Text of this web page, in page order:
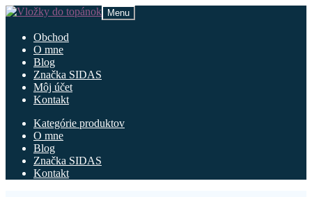
Preskočiť
navigáciu
Preskočiť
obsah
Menu
Obchod
O mne
Blog
Značka SIDAS
Môj účet
Kontakt
Kategórie produktov
O mne
Blog
Značka SIDAS
Kontakt